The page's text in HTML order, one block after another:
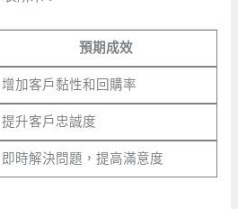
預期成效
增加客戶黏性和回購率
提升客戶忠誠度
即時解決問題，提高滿意度